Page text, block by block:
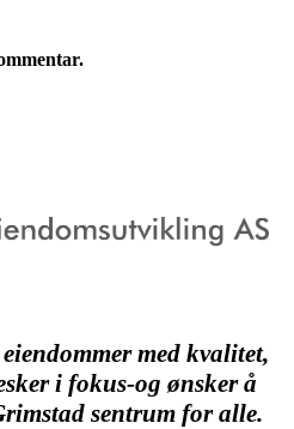
med kvalitet,
i fokus-og ønsker å
sentrum for alle.